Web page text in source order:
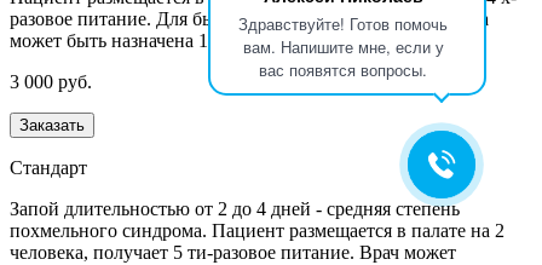
Здравствуйте! Готов помочь
вам. Напишите мне, если у
вас появятся вопросы.
разовое питание. Для быстрого восстановления пациента
может быть назначена 1 процедура прокапывания.
3 000 руб.
Заказать
Стандарт
Запой длительностью от 2 до 4 дней - средняя степень
похмельного синдрома. Пациент размещается в палате на 2
человека, получает 5 ти-разовое питание. Врач может